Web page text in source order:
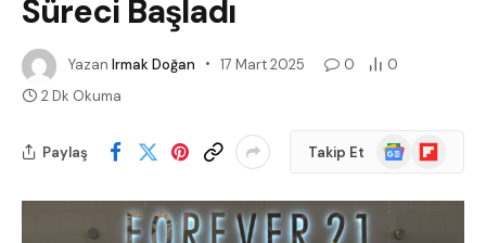
Süreci Başladı
Yazan Irmak Doğan 17 Mart 2025 0
0
2 Dk Okuma
Paylaş Takip Et
Google
News
Flipboard